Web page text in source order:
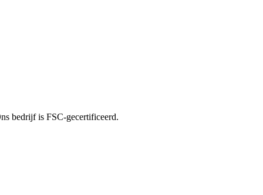
bedrijf is FSC-gecertificeerd.